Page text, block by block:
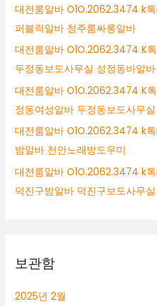
대전룸알바 O1O.2062.3474 k
퍼블릭알바 청주룸싸롱알바
대전룸알바 O1O.2062.3474 K
두정동보도사무실 성정동바알바
대전룸알바 O1O.2062.3474 K
정동여성알바 두정동보도사무실
대전룸알바 O1O.2062.3474 k
밤알바 천안노래방도우미
대전룸알바 O1O.2062.3474 k
덕진구밤알바 덕진구보도사무실
보관함
2025년 2월